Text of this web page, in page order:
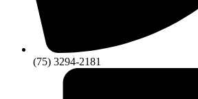
(75) 3294-2181